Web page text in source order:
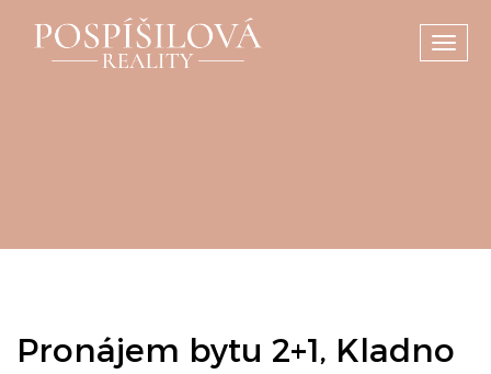
Pronájem bytu 2+1, Kladno